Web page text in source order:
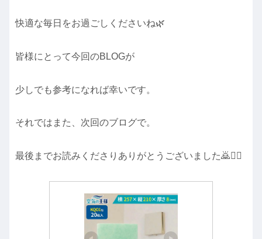
快適な毎日をお過ごしくださいね🌿
皆様にとって今回のBLOGが
少しでも参考になれば幸いです。
それではまた、次回のブログで。
最後までお読みくださりありがとうございました🙇🙇‍♀️